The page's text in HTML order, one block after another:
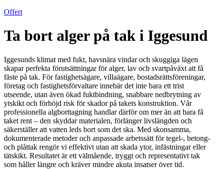
Offert
Ta bort alger på tak i Iggesund
Iggesunds klimat med fukt, havsnära vindar och skuggiga lägen
skapar perfekta förutsättningar för alger, lav och svartpåväxt att få
fäste på tak. För fastighetsägare, villaägare, bostadsrättsföreningar,
företag och fastighetsförvaltare innebär det inte bara ett trist
utseende, utan även ökad fuktbindning, snabbare nedbrytning av
ytskikt och förhöjd risk för skador på takets konstruktion. Vår
professionella algborttagning handlar därför om mer än att bara få
taket rent – den skyddar materialen, förlänger livslängden och
säkerställer att vatten leds bort som det ska. Med skonsamma,
dokumenterade metoder och anpassade arbetssätt för tegel-, betong-
och plåttak rengör vi effektivt utan att skada ytor, infästningar eller
tätskikt. Resultatet är ett välmående, tryggt och representativt tak
som håller längre och kräver mindre akuta insatser över tid.